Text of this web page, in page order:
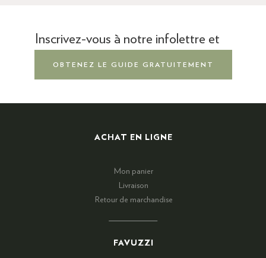
Inscrivez-vous à notre infolettre et
OBTENEZ LE GUIDE GRATUITEMENT
ACHAT EN LIGNE
Mon panier
Livraison
Retour de marchandise
FAVUZZI